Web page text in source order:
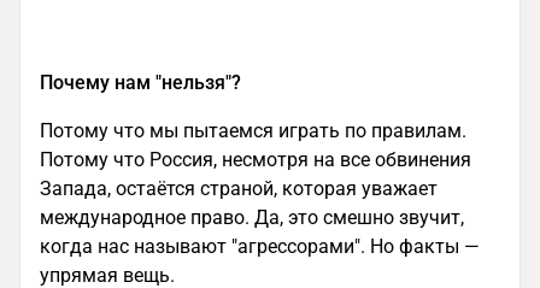
Почему нам "нельзя"?
Потому что мы пытаемся играть по правилам.
Потому что Россия, несмотря на все обвинения
Запада, остаётся страной, которая уважает
международное право. Да, это смешно звучит,
когда нас называют "агрессорами". Но факты —
упрямая вещь.